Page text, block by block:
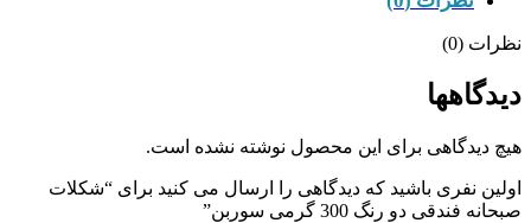
نظرات (0)
دیدگاهها
هیچ دیدگاهی برای این محصول نوشته نشده است.
اولین نفری باشید که دیدگاهی را ارسال می کنید برای “شکلات
صبحانه فندقی دو رنگ 300 گرمی سوربن”